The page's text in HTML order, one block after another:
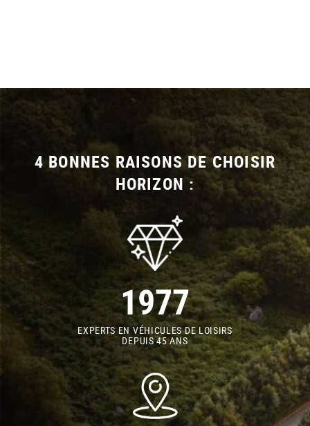
4 BONNES RAISONS DE CHOISIR
HORIZON :
1977
EXPERTS EN VÉHICULES DE LOISIRS
DEPUIS 45 ANS